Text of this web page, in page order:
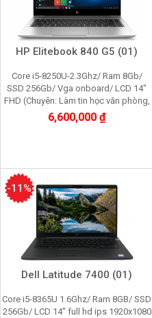
HP Elitebook 840 G5 (01)
Core i5-8250U-2.3Ghz/ Ram 8Gb/
SSD 256Gb/ Vga onboard/ LCD 14"
FHD (Chuyên: Làm tin học văn phòng,
giải trí đa phương tiện, đồ họa nhẹ)
6,600,000 ₫
Dell Latitude 7400 (01)
Core i5-8365U 1.6Ghz/ Ram 8GB/ SSD
256Gb/ LCD 14" full hd ips 1920x1080
-11%